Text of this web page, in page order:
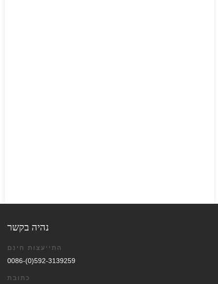
נהיה בקשר
התייעצות חינם
0086-(0)592-3139259
כתובת